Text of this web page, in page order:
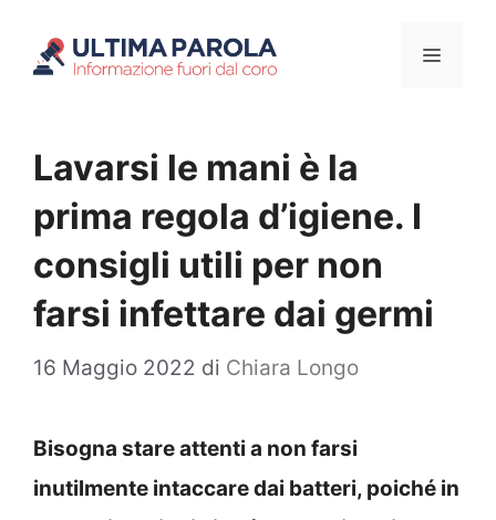
Menu
Lavarsi le mani è la
prima regola d’igiene. I
consigli utili per non
farsi infettare dai germi
16 Maggio 2022 di Chiara Longo
Bisogna stare attenti a non farsi
inutilmente intaccare dai batteri, poiché in